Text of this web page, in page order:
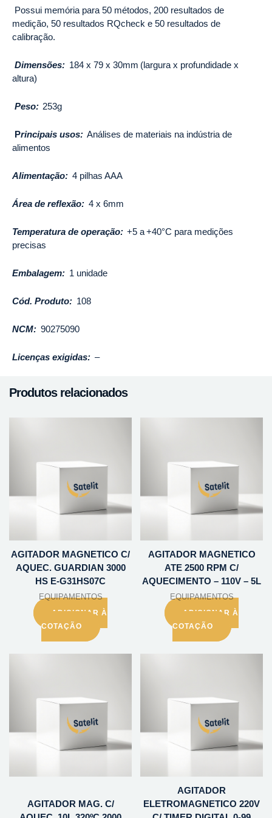
Possui memória para 50 métodos, 200 resultados de
medição, 50 resultados RQcheck e 50 resultados de
calibração.
Dimensões: 184 x 79 x 30mm (largura x profundidade x
altura)
Peso: 253g
Principais usos: Análises de materiais na indústria de
alimentos
Alimentação: 4 pilhas AAA
Área de reflexão: 4 x 6mm
Temperatura de operação: +5 a +40°C para medições
precisas
Embalagem: 1 unidade
Cód. Produto: 108
NCM: 90275090
Licenças exigidas: –
Produtos relacionados
AGITADOR MAGNETICO C/
AQUEC. GUARDIAN 3000
HS E-G31HS07C
EQUIPAMENTOS
ADICIONAR À
COTAÇÃO
AGITADOR MAGNETICO
ATE 2500 RPM C/
AQUECIMENTO – 110V – 5L
EQUIPAMENTOS
ADICIONAR À
COTAÇÃO
AGITADOR MAG. C/
AGITADOR
ELETROMAGNETICO 220V